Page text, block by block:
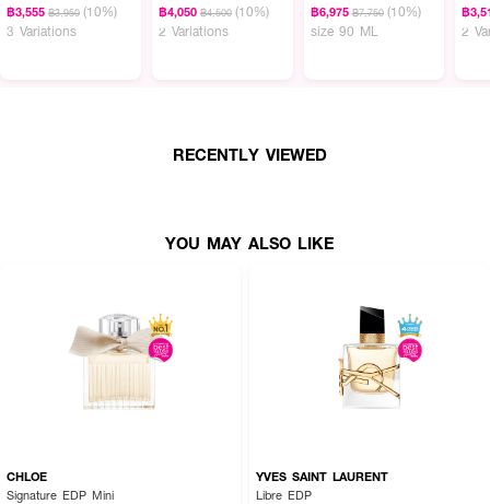
• เหมาะสำหรับสายปาร์ตี้และสาวมั่น
฿3,555 ฿3,950 (10%)
3 Variations
฿4,050 ฿4,500 (10%)
2 Variations
฿6,975 ฿7,750 (10%)
size 90 ML
฿
2
RECENTLY VIEWED
YOU MAY ALSO LIKE
CHLOE
Signature EDP Mini
YVES SAINT LAURENT
Libre EDP